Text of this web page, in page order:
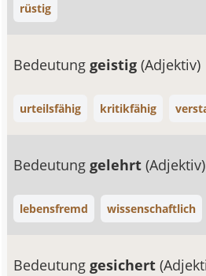
rüstig
Bedeutunggeistig(Adjektiv)
urteilsfähig kritikfähig
Bedeutunggelehrt(Adjektiv)
lebensfremd wissenschaftlich
Bedeutunggesichert